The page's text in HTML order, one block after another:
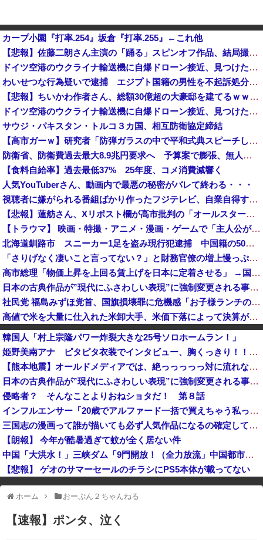
カープ小園『打率.254』坂倉『打率.255』←これ他
【悲報】佐藤二朗さん主演の「踊る」スピンオフ作品、結局撮影中止が決定wwwwwwwwwwww
ドイツ空港のウクライナ輸送機に自爆ドローン接近、見つけた空港職員が蹴り落とす…高性能プラスチック爆弾
わいせつな行為疑いで逮捕 エジプト国籍の男性を不起訴処分 鳥取地検 [8/8]
【悲報】ちいかわ作者さん、総額30億超の大豪邸を建てるｗｗｗｗｗｗｗｗｗｗｗｗｗｗｗｗｗｗｗ
ドイツ空港のウクライナ輸送機に自爆ドローン接近、見つけた空港職員が蹴り落とす…高性能プラスチック爆弾搭載！
サウジ・パキスタン・トルコ３カ国、相互防衛協定締結
【高市ガーｗ】研究者「防弾ガラスの中で平和式典スピーチした総理がこれまでいたんだろうか？」 → ﾈｯﾄ「あなたの応援してた石破前総理もしてました...
防衛省、防衛費過去最大8.9兆円要求へ 予算案で膨張、無人機・AI導入
【食料自給率】過去最低37% 25年度、コメ消費減響く
人気YouTuberさん、動画内で最悪の秘密がバレて終わる・・・
視聴者に嫌がられる番組ばかり作ったフジテレビ、自業自得すぎる立場に陥ってしまい……
【悲報】蓮舫さん、Xリポスト欄が高市批判の「オールスター状態」で埋め尽くされているとネットで話題に → ………
【トラウマ】 映画・特撮・アニメ・漫画・ゲームで「主人公がガチで敗北した回」と聞いて真っ先に思い浮かぶのは？
北海道釧路市 スニーカー1足を盗み現行犯逮捕 中国籍の50歳女、所持金は4万円「後でお金を払えば許されると思った」[8/7]
「さりげなく凄いこと言ってない？」と財務官僚の増上慢っぷりに衝撃を受ける人が続出、なぜ官僚にすぎない財務省が……
高市総理「物価上昇を上回る賃上げを日本に定着させる」 →国家公務員月給3.51％増へ 地方公務員も追随する見通し
日本の古典作品が”現代にふさわしい表現”に強制変更される事態が進行中、今の価値観に照らせば……
社民党 福島みずほ党首、国旗損壊罪に危機感「お子様ランチの日の丸は折っても破っても処罰されない、 どうでしょう。本当にそうなのか」
高値で米を大量に仕入れた米卸大手、米価下落によって決算が凄まじいことになっている模様
【悲報】ゆうちゃみの暴露で浮き彫りになる『恋愛リアリティー番組』の裏側がヤバイ・・・・・
【衝撃】ヒコロヒーがコンビニの『割引おにぎり』を買わない理由がこちらｗｗｗｗ
韓国人「村上宗隆パワー炸裂大きな25号ソロホームラン！」
姫野美南アナ ピタピタ衣装でインタビュー、胸くっきり！！【GIF動画あり】
【熊本地震】オールドメディアでは、絶っっっっっ対に流れない動画
日本の古典作品が”現代にふさわしい表現”に強制変更される事態が進行中、今の価値観に照らせば……
侵略者？ そんなことよりおねショタだ！ 第８話
インフルエンサー「20歳でアルファード一括で買えちゃう私って素敵」
三国志の漫画って誰が描いても必ず人気作品になるの確定してね？
【朗報】 今年が酷暑過ぎて蚊が全く居ない件
中国「大洪水！」三峡ダム「9門開放！（全力放流」中国都市「三峡沿線の道路水没」中国政府「高速道路封鎖！」中国ダム「緊急放流に合わせて開門（土砂崩れ発生」→
【悲報】 ゲオのサマーセールのチラシにPS5本体が載ってない
※アドブロック等の広告非表示プラグインやアドオンを利用している場合、
一部のコンテンツが表示されなくなったり、サイト全体のレイアウトが崩れ
たりする場合があります。
ホーム おーぷん２ちゃんねる
【速報】ポンタ、泣く